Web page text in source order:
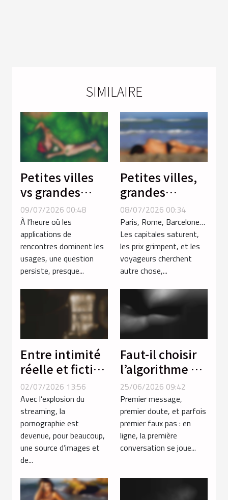
SIMILAIRE
Petites villes
vs grandes
métropoles :
où les
rencontres
sont-elles
vraiment plus
spontanées ?
09/07/2026 00:48
À l’heure où les
applications de
rencontres dominent les
usages, une question
persiste, presque...
Petites villes,
grandes
rencontres :
explorations
hors des
sentiers battus
08/07/2026 00:34
Paris, Rome, Barcelone…
Les capitales saturent,
les prix grimpent, et les
voyageurs cherchent
autre chose,...
Entre intimité
réelle et fiction
: comment la
vidéo porno
façonne nos
attentes
02/07/2026 13:56
Avec l’explosion du
streaming, la
pornographie est
devenue, pour beaucoup,
une source d’images et
de...
Faut-il choisir
l’algorithme ou
l’instinct pour
réussir sa
première
conversation
en ligne ?
25/06/2026 09:42
Premier message,
premier doute, et parfois
premier faux pas : en
ligne, la première
conversation se joue...